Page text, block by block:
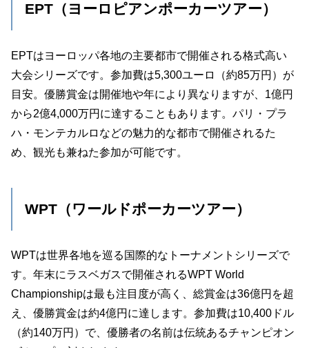
EPT（ヨーロピアンポーカーツアー）
EPTはヨーロッパ各地の主要都市で開催される格式高い
大会シリーズです。参加費は5,300ユーロ（約85万円）が
目安。優勝賞金は開催地や年により異なりますが、1億円
から2億4,000万円に達することもあります。パリ・プラ
ハ・モンテカルロなどの魅力的な都市で開催されるた
め、観光も兼ねた参加が可能です。
WPT（ワールドポーカーツアー）
WPTは世界各地を巡る国際的なトーナメントシリーズで
す。年末にラスベガスで開催されるWPT World
Championshipは最も注目度が高く、総賞金は36億円を超
え、優勝賞金は約4億円に達します。参加費は10,400ドル
（約140万円）で、優勝者の名前は伝統あるチャンピオン